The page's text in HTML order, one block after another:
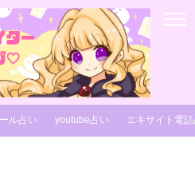
ル占い youtube占い エキサイト電